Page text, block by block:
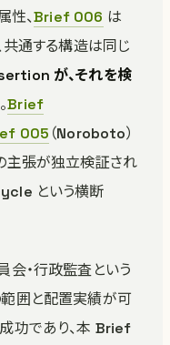
性、Brief 006 は
共通する構造は同じ
が、それを検
。Brief
005 （Noroboto）
主張が独立検証され
という横断
会・行政監査という
囲と配置実績が可
功であり、本 Brief